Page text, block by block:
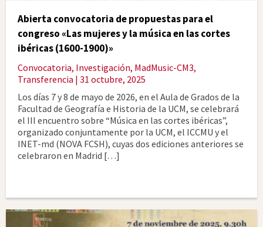
Abierta convocatoria de propuestas para el
congreso «Las mujeres y la música en las cortes
ibéricas (1600-1900)»
Convocatoria, Investigación, MadMusic-CM3,
Transferencia | 31 octubre, 2025
Los días 7 y 8 de mayo de 2026, en el Aula de Grados de la
Facultad de Geografía e Historia de la UCM, se celebrará
el III encuentro sobre “Música en las cortes ibéricas”,
organizado conjuntamente por la UCM, el ICCMU y el
INET-md (NOVA FCSH), cuyas dos ediciones anteriores se
celebraron en Madrid […]